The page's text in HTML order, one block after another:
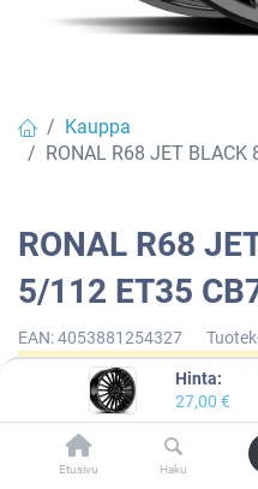
Hinta:
27,00 €
Etusivu Haku
Kauppa
RONAL R68 JET
RONAL R68
5/112 ET35
EAN:4053881254327
Tällä tuotteella ei ole
RONAL